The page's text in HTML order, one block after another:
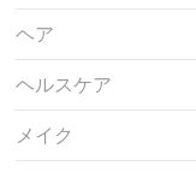
ヘア
ヘルスケア
メイク